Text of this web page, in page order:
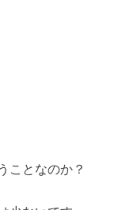
ことなのか？